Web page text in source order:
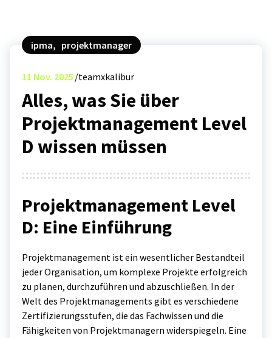
ipma, projektmanager
11 Nov. 2025 teamxkalibur
Alles, was Sie über
Projektmanagement Level
D wissen müssen
Projektmanagement Level
D: Eine Einführung
Projektmanagement ist ein wesentlicher Bestandteil
jeder Organisation, um komplexe Projekte erfolgreich
zu planen, durchzuführen und abzuschließen. In der
Welt des Projektmanagements gibt es verschiedene
Zertifizierungsstufen, die das Fachwissen und die
Fähigkeiten von Projektmanagern widerspiegeln. Eine